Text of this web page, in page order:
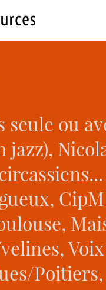
seule ou
jazz),